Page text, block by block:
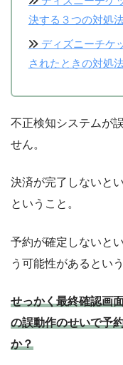
決する３つの対処
ディズニーチケ
されたときの対処
不正検知システムが
せん。
決済が完了しないと
ということ。
予約が確定しないと
う可能性があるとい
せっかく最終確認画
の誤動作のせいで予
か？